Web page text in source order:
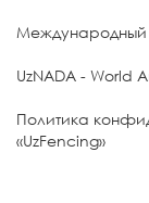
Международный
UzNADA - World
Политика
«UzFencing»